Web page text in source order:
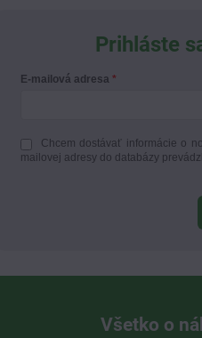
Prihláste
E-mailová adresa
Chcem dostávať informácie o
mailovej adresy do databázy
Všetko o